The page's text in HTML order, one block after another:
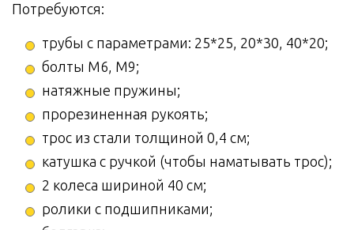
Потребуются:
трубы с параметрами: 25*25, 20*30, 40*20;
болты М6, М9;
натяжные пружины;
прорезиненная рукоять;
трос из стали толщиной 0,4 см;
катушка с ручкой (чтобы наматывать трос);
2 колеса шириной 40 см;
ролики с подшипниками;